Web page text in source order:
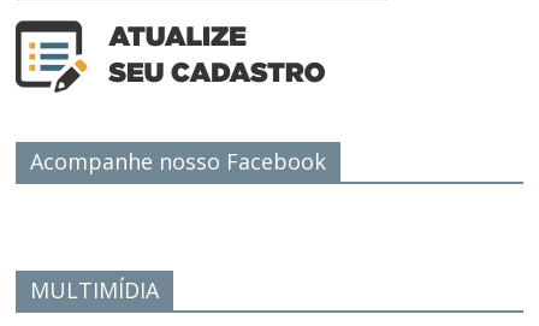
Acompanhe nosso Facebook
MULTIMÍDIA